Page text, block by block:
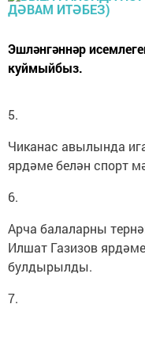
Эшләнгәннәр
куймыйбыз.
5.
Чиканас авылында
ярдәме белән спорт
6.
Арча балаларны
Илшат Газизов
булдырылды.
7.